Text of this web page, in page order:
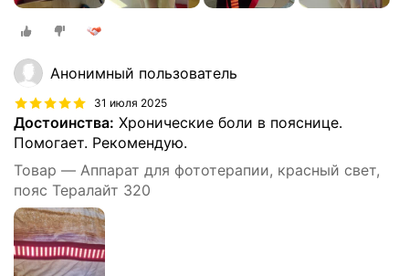
Анонимный пользователь
31 июля 2025
Достоинства: Хронические боли в пояснице.
Помогает. Рекомендую.
Товар — Аппарат для фототерапии, красный свет,
пояс Тералайт 320